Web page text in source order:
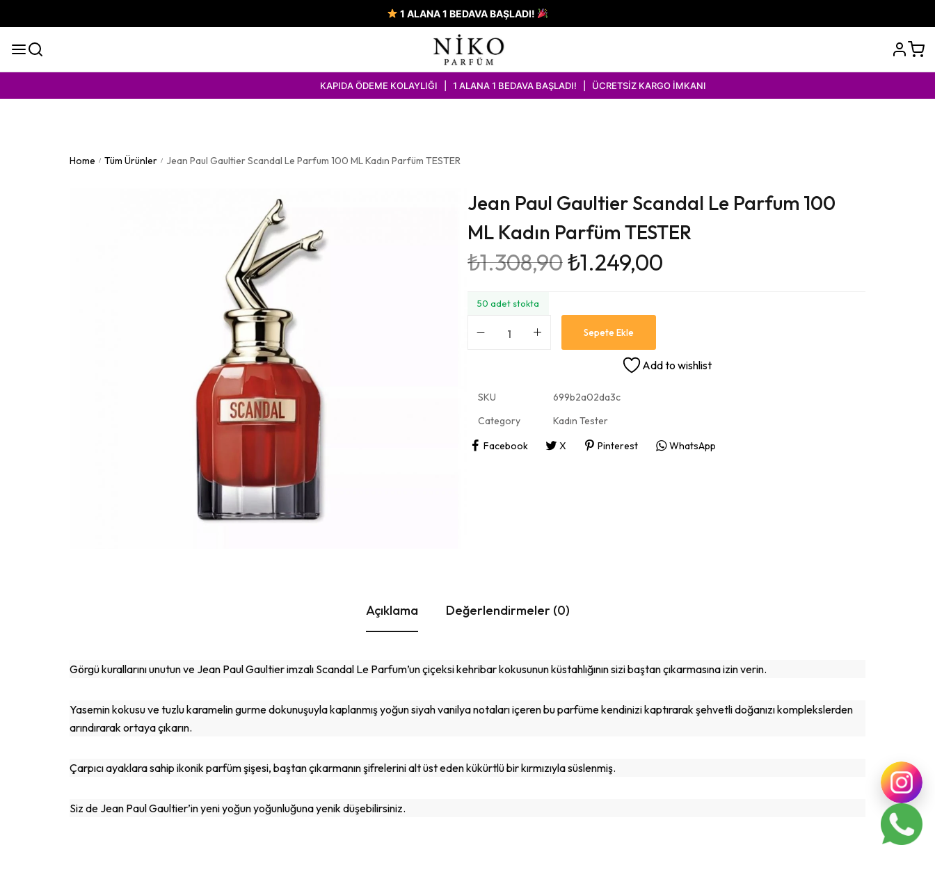
1 ALANA 1 BEDAVA BAŞLADI!
KAPIDA ÖDEME KOLAYLIĞI | 1 ALANA 1 BEDAVA BAŞLADI! | ÜCRETSİZ KARGO İMKANI
Home / Tüm Ürünler / Jean Paul Gaultier Scandal Le Parfum 100 ML Kadın Parfüm TESTER
Jean Paul Gaultier Scandal Le Parfum 100
ML Kadın Parfüm TESTER
₺1.308,90₺1.249,00
50 adet stokta
Sepete Ekle
Add to wishlist
SKU
699b2a02da3c
Category
Kadın Tester
Facebook
X Pinterest WhatsApp
Açıklama Değerlendirmeler (0)
Görgü kurallarını unutun ve Jean Paul Gaultier imzalı Scandal Le Parfum’un çiçeksi kehribar kokusunun küstahlığının sizi baştan çıkarmasına izin verin.
Yasemin kokusu ve tuzlu karamelin gurme dokunuşuyla kaplanmış yoğun siyah vanilya notaları içeren bu parfüme kendinizi kaptırarak şehvetli doğanızı komplekslerden
arındırarak ortaya çıkarın.
Çarpıcı ayaklara sahip ikonik parfüm şişesi, baştan çıkarmanın şifrelerini alt üst eden kükürtlü bir kırmızıyla süslenmiş.
Siz de Jean Paul Gaultier’in yeni yoğun yoğunluğuna yenik düşebilirsiniz.